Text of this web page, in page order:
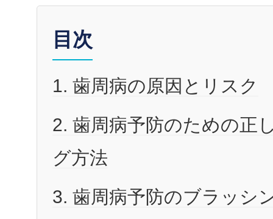
目次
1. 歯周病の原因とリスク
2. 歯周病予防のための正
グ方法
3. 歯周病予防のブラッシ